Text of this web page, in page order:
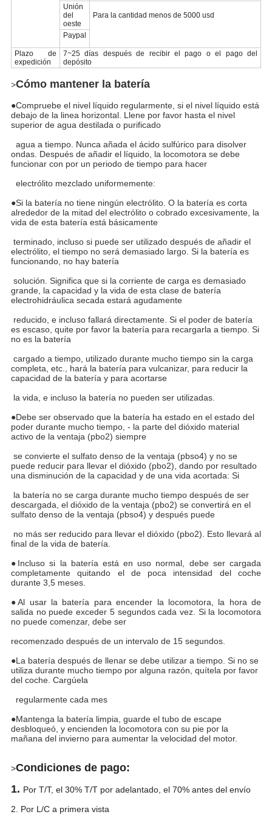
Deja un mensaje
¡Te llamaremos pronto!
PRESENTACIóN
Unión
del
oeste
Para la cantidad menos de 5000 usd
Paypal
Plazo de
expedición
7~25 días después de recibir el pago o el pago del
depósito
>Cómo mantener la batería
●Compruebe el nivel líquido regularmente, si el nivel líquido está
debajo de la linea horizontal. Llene por favor hasta el nivel
superior de agua destilada o purificado
agua a tiempo. Nunca añada el ácido sulfúrico para disolver
ondas. Después de añadir el líquido, la locomotora se debe
funcionar con por un periodo de tiempo para hacer
electrólito mezclado uniformemente:
●Si la batería no tiene ningún electrólito. O la batería es corta
alrededor de la mitad del electrólito o cobrado excesivamente, la
vida de esta batería está básicamente
terminado, incluso si puede ser utilizado después de añadir el
electrólito, el tiempo no será demasiado largo. Si la batería es
funcionando, no hay batería
solución. Significa que si la corriente de carga es demasiado
grande, la capacidad y la vida de esta clase de batería
electrohidráulica secada estará agudamente
reducido, e incluso fallará directamente. Si el poder de batería
es escaso, quite por favor la batería para recargarla a tiempo. Si
no es la batería
cargado a tiempo, utilizado durante mucho tiempo sin la carga
completa, etc., hará la batería para vulcanizar, para reducir la
capacidad de la batería y para acortarse
la vida, e incluso la batería no pueden ser utilizadas.
●Debe ser observado que la batería ha estado en el estado del
poder durante mucho tiempo, - la parte del dióxido material
activo de la ventaja (pbo2) siempre
se convierte el sulfato denso de la ventaja (pbso4) y no se
puede reducir para llevar el dióxido (pbo2), dando por resultado
una disminución de la capacidad y de una vida acortada: Si
la batería no se carga durante mucho tiempo después de ser
descargada, el dióxido de la ventaja (pbo2) se convertirá en el
sulfato denso de la ventaja (pbso4) y después puede
no más ser reducido para llevar el dióxido (pbo2). Esto llevará al
final de la vida de batería.
●Incluso si la batería está en uso normal, debe ser cargada
completamente quitando el de poca intensidad del coche
durante 3,5 meses.
●Al usar la batería para encender la locomotora, la hora de
salida no puede exceder 5 segundos cada vez. Si la locomotora
no puede comenzar, debe ser
recomenzado después de un intervalo de 15 segundos.
●La batería después de llenar se debe utilizar a tiempo. Si no se
utiliza durante mucho tiempo por alguna razón, quítela por favor
del coche. Cargúela
regularmente cada mes
●Mantenga la batería limpia, guarde el tubo de escape
desbloqueó, y encienden la locomotora con su pie por la
mañana del invierno para aumentar la velocidad del motor.
>Condiciones de pago:
1. Por T/T, el 30% T/T por adelantado, el 70% antes del envío
2. Por L/C a primera vista